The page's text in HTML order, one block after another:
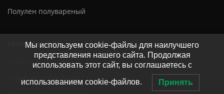
Полулен полувареный
ИНФОРМАЦИЯ
Оплата и доставка
Мы используем cookie-файлы для наилучшего
представления нашего сайта. Продолжая
использовать этот сайт, вы соглашаетесь с
использованием cookie-файлов. Принять